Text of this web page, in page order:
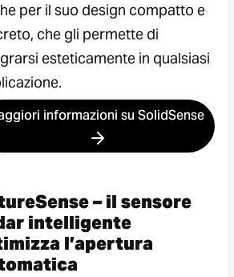
per il suo design compatto e
che gli permette di
esteticamente in qualsiasi
informazioni su SolidSense
– il sensore
intelligente
l’apertura